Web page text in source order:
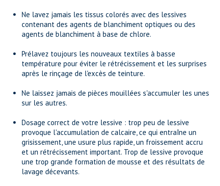
Ne lavez jamais les tissus colorés avec des lessives
contenant des agents de blanchiment optiques ou des
agents de blanchiment à base de chlore.
Prélavez toujours les nouveaux textiles à basse
température pour éviter le rétrécissement et les surprises
après le rinçage de l'excès de teinture.
Ne laissez jamais de pièces mouillées s'accumuler les unes
sur les autres.
Dosage correct de votre lessive : trop peu de lessive
provoque l'accumulation de calcaire, ce qui entraîne un
grisissement, une usure plus rapide, un froissement accru
et un rétrécissement important. Trop de lessive provoque
une trop grande formation de mousse et des résultats de
lavage décevants.